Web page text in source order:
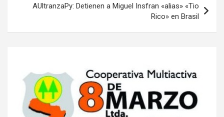
AUltranzaPy: Detienen a Miguel Insfran «alias» «Tio
Rico» en Brasil